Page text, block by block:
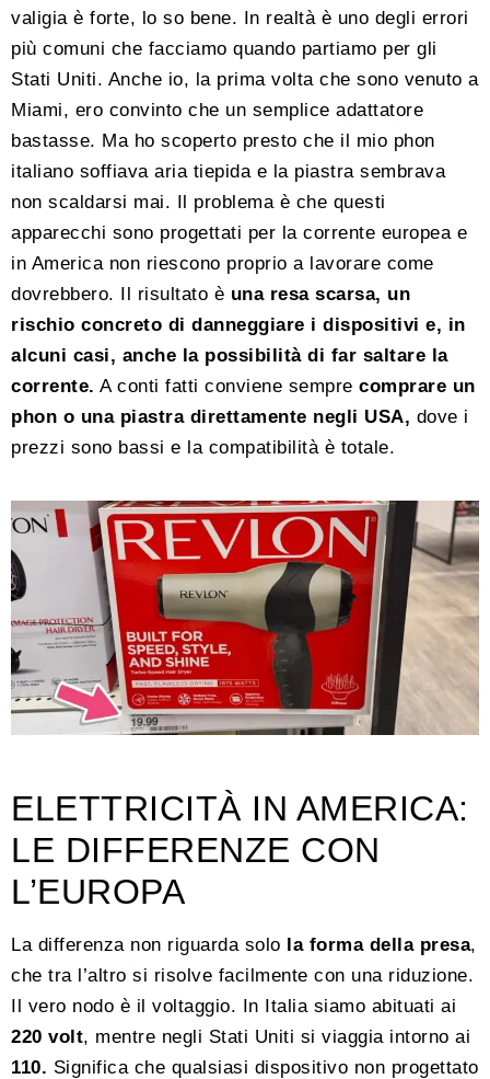
valigia è forte, lo so bene. In realtà è uno degli errori
più comuni che facciamo quando partiamo per gli
Stati Uniti. Anche io, la prima volta che sono venuto a
Miami, ero convinto che un semplice adattatore
bastasse. Ma ho scoperto presto che il mio phon
italiano soffiava aria tiepida e la piastra sembrava
non scaldarsi mai. Il problema è che questi
apparecchi sono progettati per la corrente europea e
in America non riescono proprio a lavorare come
dovrebbero. Il risultato è una resa scarsa, un
rischio concreto di danneggiare i dispositivi e, in
alcuni casi, anche la possibilità di far saltare la
corrente. A conti fatti conviene sempre comprare un
phon o una piastra direttamente negli USA, dove i
prezzi sono bassi e la compatibilità è totale.
ELETTRICITÀ IN AMERICA:
LE DIFFERENZE CON
L’EUROPA
La differenza non riguarda solo la forma della presa,
che tra l’altro si risolve facilmente con una riduzione.
Il vero nodo è il voltaggio. In Italia siamo abituati ai
220 volt, mentre negli Stati Uniti si viaggia intorno ai
110. Significa che qualsiasi dispositivo non progettato